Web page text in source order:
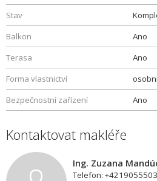
Stav
Balkon
Ano
Terasa
Ano
Forma vlastnictví
Bezpečnostní zařízení
Ano
Kontaktovat makléře
Ing. Zuzana
Telefon: